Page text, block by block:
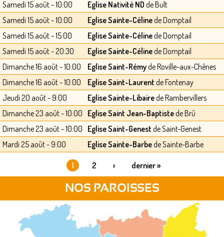
Samedi 15 août - 10:00 Eglise Nativité ND de Bult
Samedi 15 août - 10:00
Eglise Sainte-Célinede Domptail
Samedi 15 août - 15:00
Eglise Sainte-Célinede Domptail
Samedi 15 août - 20:30
Eglise Sainte-Célinede Domptail
Dimanche 16 août - 10:00
Eglise Saint-Rémyde Roville-aux-Chênes
Dimanche 16 août - 10:00
Eglise Saint-Laurent de Fontenay
Jeudi 20 août - 9:00
Eglise Sainte-Libairede Rambervillers
Dimanche 23 août - 10:00 Eglise Saint Jean-Baptistede Brû
Dimanche 23 août - 10:00 Eglise Saint-Genest de Saint-Genest
Mardi 25 août - 9:00
Eglise Sainte-Barbede Sainte-Barbe
1 2 › dernier »
NOS PAROISSES